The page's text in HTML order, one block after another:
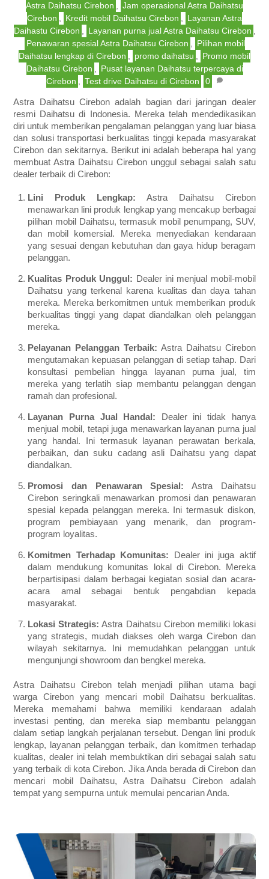
Astra Daihatsu Cirebon , Jam operasional Astra Daihatsu
Cirebon , Kredit mobil Daihatsu Cirebon ,
Layanan Astra
Daihastu Cirebon , Layanan purna jual Astra Daihatsu Cirebon ,
Penawaran spesial Astra Daihatsu Cirebon ,
Pilihan mobil
Daihatsu lengkap di Cirebon , promo daihatsu ,
Promo mobil
Daihatsu Cirebon ,
Pusat layanan Daihatsu terpercaya di
Cirebon , Test drive Daihatsu di Cirebon 0
Astra Daihatsu Cirebon adalah bagian dari jaringan dealer
resmi Daihatsu di Indonesia. Mereka telah mendedikasikan
diri untuk memberikan pengalaman pelanggan yang luar biasa
dan solusi transportasi berkualitas tinggi kepada masyarakat
Cirebon dan sekitarnya. Berikut ini adalah beberapa hal yang
membuat Astra Daihatsu Cirebon unggul sebagai salah satu
dealer terbaik di Cirebon:
Lini Produk Lengkap: Astra Daihatsu Cirebon
menawarkan lini produk lengkap yang mencakup berbagai
pilihan mobil Daihatsu, termasuk mobil penumpang, SUV,
dan mobil komersial. Mereka menyediakan kendaraan
yang sesuai dengan kebutuhan dan gaya hidup beragam
pelanggan.
Kualitas Produk Unggul: Dealer ini menjual mobil-mobil
Daihatsu yang terkenal karena kualitas dan daya tahan
mereka. Mereka berkomitmen untuk memberikan produk
berkualitas tinggi yang dapat diandalkan oleh pelanggan
mereka.
Pelayanan Pelanggan Terbaik: Astra Daihatsu Cirebon
mengutamakan kepuasan pelanggan di setiap tahap. Dari
konsultasi pembelian hingga layanan purna jual, tim
mereka yang terlatih siap membantu pelanggan dengan
ramah dan profesional.
Layanan Purna Jual Handal: Dealer ini tidak hanya
menjual mobil, tetapi juga menawarkan layanan purna jual
yang handal. Ini termasuk layanan perawatan berkala,
perbaikan, dan suku cadang asli Daihatsu yang dapat
diandalkan.
Promosi dan Penawaran Spesial: Astra Daihatsu
Cirebon seringkali menawarkan promosi dan penawaran
spesial kepada pelanggan mereka. Ini termasuk diskon,
program pembiayaan yang menarik, dan program-
program loyalitas.
Komitmen Terhadap Komunitas: Dealer ini juga aktif
dalam mendukung komunitas lokal di Cirebon. Mereka
berpartisipasi dalam berbagai kegiatan sosial dan acara-
acara amal sebagai bentuk pengabdian kepada
masyarakat.
Lokasi Strategis: Astra Daihatsu Cirebon memiliki lokasi
yang strategis, mudah diakses oleh warga Cirebon dan
wilayah sekitarnya. Ini memudahkan pelanggan untuk
mengunjungi showroom dan bengkel mereka.
Astra Daihatsu Cirebon telah menjadi pilihan utama bagi
warga Cirebon yang mencari mobil Daihatsu berkualitas.
Mereka memahami bahwa memiliki kendaraan adalah
investasi penting, dan mereka siap membantu pelanggan
dalam setiap langkah perjalanan tersebut. Dengan lini produk
lengkap, layanan pelanggan terbaik, dan komitmen terhadap
kualitas, dealer ini telah membuktikan diri sebagai salah satu
yang terbaik di kota Cirebon. Jika Anda berada di Cirebon dan
mencari mobil Daihatsu, Astra Daihatsu Cirebon adalah
tempat yang sempurna untuk memulai pencarian Anda.